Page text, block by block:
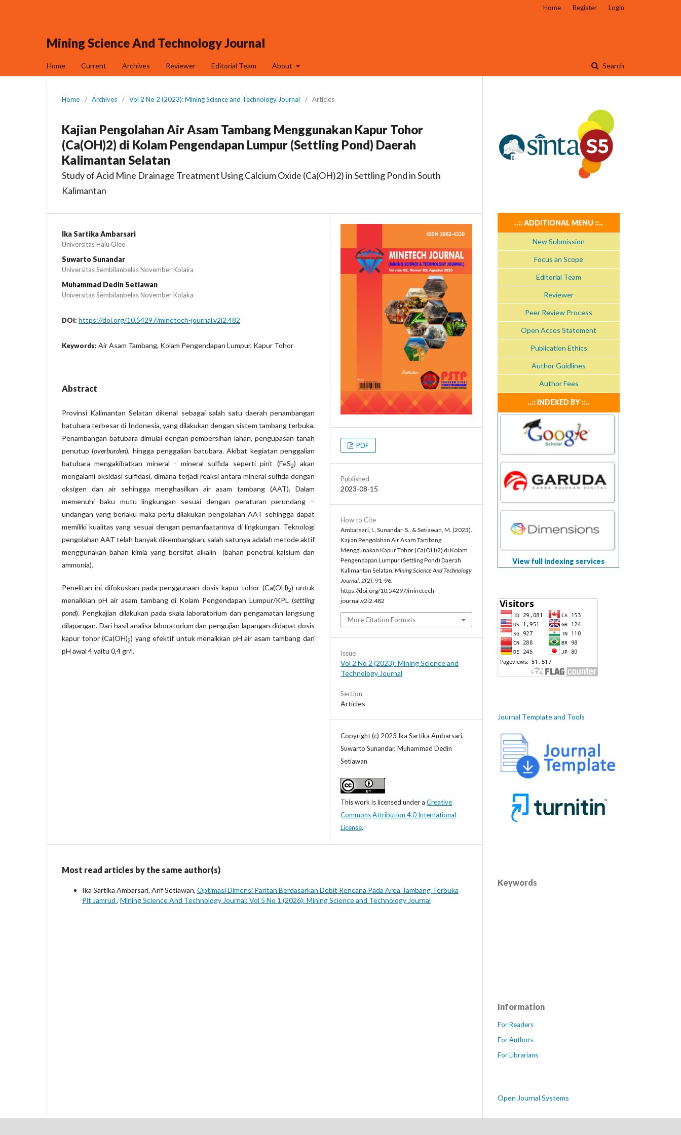
Mining Science And Technology Journal
Home Current Archives Reviewer Editorial Team About Search
Home Register Login
Home / Archives / Vol 2 No 2 (2023): Mining Science and Technology Journal / Articles
Kajian Pengolahan Air Asam Tambang Menggunakan Kapur Tohor
(Ca(OH)2) di Kolam Pengendapan Lumpur (Settling Pond) Daerah
Kalimantan Selatan
Study of Acid Mine Drainage Treatment Using Calcium Oxide (Ca(OH)2) in Settling Pond in South
Kalimantan
Ika Sartika Ambarsari
Universitas Halu Oleo
Suwarto Sunandar
Universitas Sembilanbelas November Kolaka
Muhammad Dedin Setiawan
Universitas Sembilanbelas November Kolaka
DOI: https://doi.org/10.54297/minetech-journal.v2i2.482
Keywords: Air Asam Tambang, Kolam Pengendapan Lumpur, Kapur Tohor
Abstract
Provinsi Kalimantan Selatan dikenal sebagai salah satu daerah penambangan
batubara terbesar di Indonesia, yang dilakukan dengan sistem tambang terbuka.
Penambangan batubara dimulai dengan pembersihan lahan, pengupasan tanah
penutup (overburden), hingga penggalian batubara. Akibat kegiatan penggalian
batubara mengakibatkan mineral - mineral sulfida seperti pirit (FeS2) akan
mengalami oksidasi sulfidasi, dimana terjadi reaksi antara mineral sulfida dengan
oksigen dan air sehingga menghasilkan air asam tambang (AAT). Dalam
memenuhi baku mutu lingkungan sesuai dengan peraturan perundang –
undangan yang berlaku maka perlu dilakukan pengolahan AAT sehingga dapat
memiliki kualitas yang sesuai dengan pemanfaatannya di lingkungan. Teknologi
pengolahan AAT telah banyak dikembangkan, salah satunya adalah metode aktif
menggunakan bahan kimia yang bersifat alkalin (bahan penetral kalsium dan
ammonia).
Penelitan ini difokuskan pada penggunaan dosis kapur tohor (Ca(OH)2) untuk
menaikkan pH air asam tambang di Kolam Pengendapan Lumpur/KPL (settling
pond). Pengkajian dilakukan pada skala laboratorium dan pengamatan langsung
dilapangan. Dari hasil analisa laboratorium dan pengujian lapangan didapat dosis
kapur tohor (Ca(OH)2) yang efektif untuk menaikkan pH air asam tambang dari
pH awal 4 yaitu 0,4 gr/l.
PDF
Published
2023-08-15
How to Cite
Ambarsari, I., Sunandar, S., & Setiawan, M. (2023).
Kajian Pengolahan Air Asam Tambang
Menggunakan Kapur Tohor (Ca(OH)2) di Kolam
Pengendapan Lumpur (Settling Pond) Daerah
Kalimantan Selatan. Mining Science And Technology
Journal 2(2), 91-96.
https://doi.org/10.54297/minetech-
journal.v2i2.482
More Citation Formats
Issue
Vol 2 No 2 (2023): Mining Science and
Technology Journal
Section
Articles
Copyright (c) 2023 Ika Sartika Ambarsari,
Suwarto Sunandar, Muhammad Dedin
Setiawan
This work is licensed under a Creative
Commons Attribution 4.0 International
License.
Most read articles by the same author(s)
Ika Sartika Ambarsari, Arif Setiawan, Optimasi Dimensi Paritan Berdasarkan Debit Rencana Pada Area Tambang Terbuka
Pit Jamrud , Mining Science And Technology Journal: Vol 5 No 1 (2026): Mining Science and Technology Journal
..:: ADDITIONAL MENU ::..
New Submission
Focus an Scope
Editorial Team
Reviewer
Peer Review Process
Open Acces Statement
Publication Ethics
Author Guidlines
Author Fees
..:: INDEXED BY ::..
View full indexing services
Journal Template and Tools
Keywords
Information
For Readers
For Authors
For Librarians
Open Journal Systems